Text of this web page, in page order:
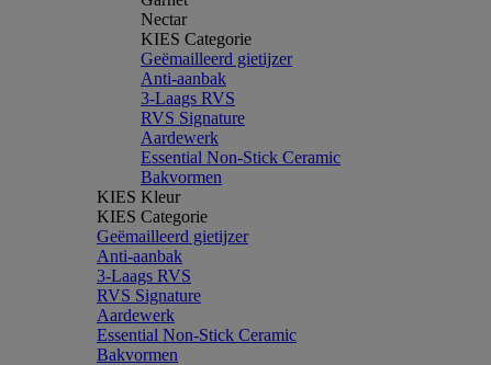
Nectar
KIES Categorie
Geëmailleerd gietijzer
Anti-aanbak
3-Laags RVS
RVS Signature
Aardewerk
Essential Non-Stick Ceramic
Bakvormen
KIES Kleur
KIES Categorie
Geëmailleerd gietijzer
Anti-aanbak
3-Laags RVS
RVS Signature
Aardewerk
Essential Non-Stick Ceramic
Bakvormen